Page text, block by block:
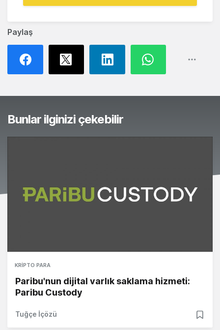
Paylaş
Bunlar ilginizi çekebilir
KRIPTO PARA
Paribu'nun dijital varlık saklama hizmeti:
Paribu Custody
Tuğçe İçözü